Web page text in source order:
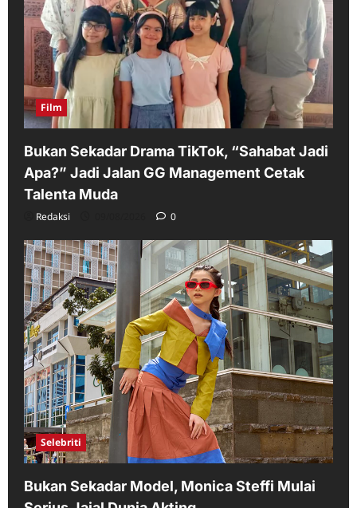
Film
Bukan Sekadar Drama TikTok, “Sahabat Jadi
Apa?” Jadi Jalan GG Management Cetak
Talenta Muda
Redaksi 0
Selebriti
Bukan Sekadar Model, Monica Steffi Mulai